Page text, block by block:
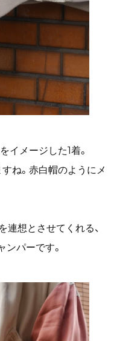
イメージした1着。
ね。赤白帽のようにメ
連想とさせてくれる、
パーです。